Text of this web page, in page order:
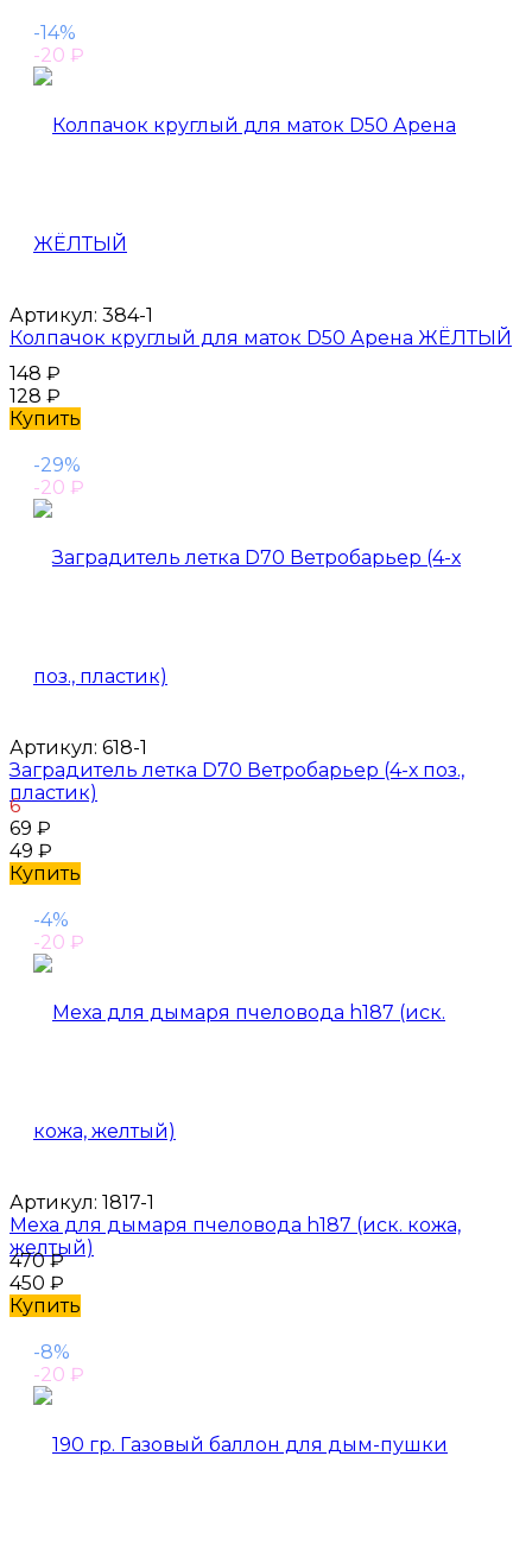
-14%
-20 ₽
Артикул: 384-1
Колпачок круглый для маток D50 Арена ЖЁЛТЫЙ
148 ₽
128 ₽
Купить
-29%
-20 ₽
Артикул: 618-1
Заградитель летка D70 Ветробарьер (4-х поз.,
пластик)
6
69 ₽
49 ₽
Купить
-4%
-20 ₽
Артикул: 1817-1
Меха для дымаря пчеловода h187 (иск. кожа,
желтый)
470₽
450 ₽
Купить
-8%
-20 ₽